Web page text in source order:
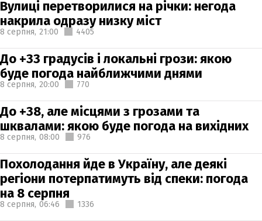
Вулиці перетворилися на річки: негода
накрила одразу низку міст
8 серпня, 21:00 4405
До +33 градусів і локальні грози: якою
буде погода найближчими днями
8 серпня, 20:00 770
До +38, але місцями з грозами та
шквалами: якою буде погода на вихідних
8 серпня, 08:00 976
Похолодання йде в Україну, але деякі
регіони потерпатимуть від спеки: погода
на 8 серпня
8 серпня, 06:46 1336